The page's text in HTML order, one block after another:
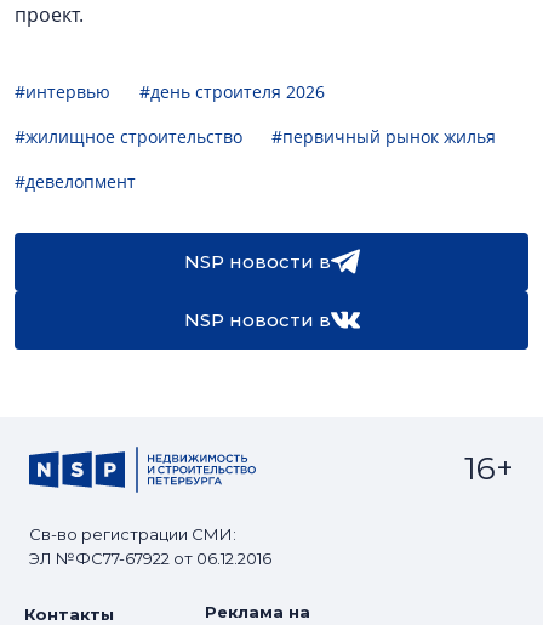
проект.
#интервью
#день строителя 2026
#жилищное строительство
#первичный рынок жилья
#девелопмент
NSP новости в
NSP новости в
Св-во регистрации СМИ:
ЭЛ №ФС77-67922 от 06.12.2016
16+
Контакты Реклама на